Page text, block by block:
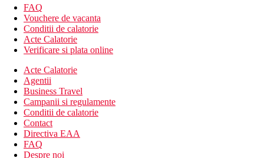
FAQ
Vouchere de vacanta
Conditii de calatorie
Acte Calatorie
Verificare si plata online
Acte Calatorie
Agentii
Business Travel
Campanii si regulamente
Conditii de calatorie
Contact
Directiva EAA
FAQ
Despre noi